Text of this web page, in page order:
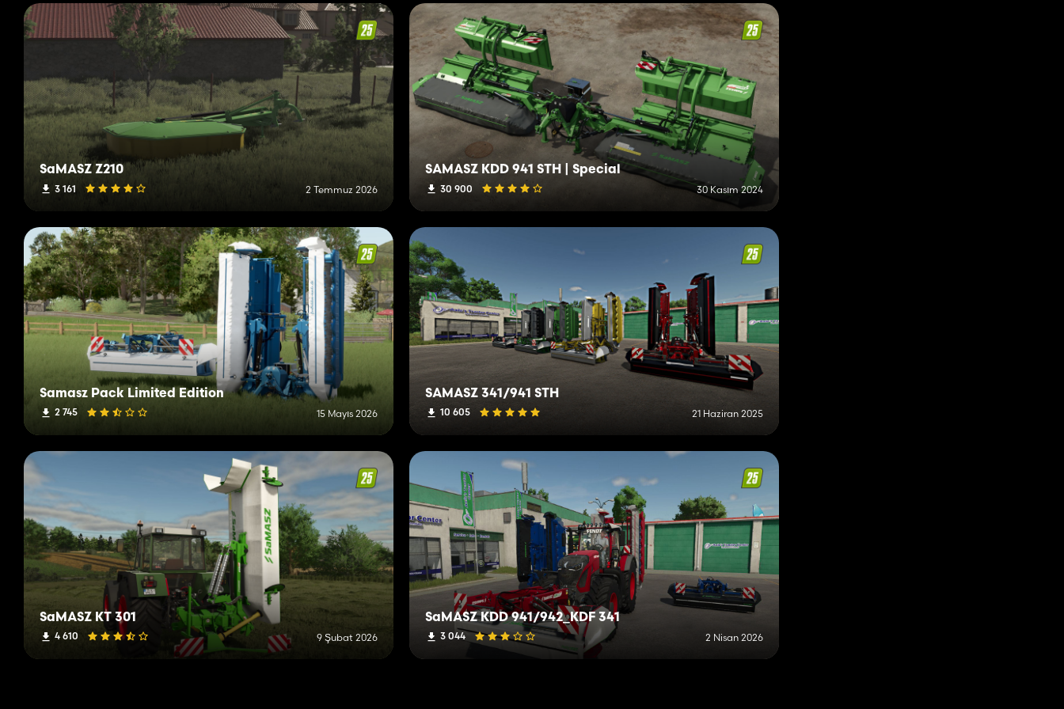
SaMASZ Z210
3 161 2 Temmuz 2026
SAMASZ KDD 941 STH | Special
30 900 30 Kasım 2024
Samasz Pack Limited Edition
2 745 15 Mayıs 2026
SAMASZ 341/941 STH
10 605 21 Haziran 2025
SaMASZ KT 301
4 610 9 Şubat 2026
SaMASZ KDD 941/942_KDF 341
3 044 2 Nisan 2026